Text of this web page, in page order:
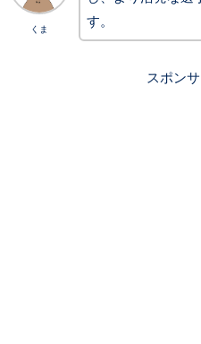
くま
す。
スポン